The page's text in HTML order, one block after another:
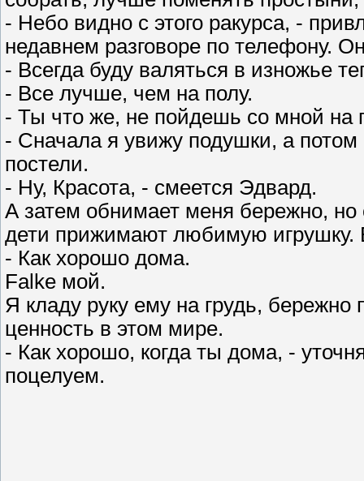
- Небо видно с этого ракурса, -
недавнем разговоре по телефону.
- Всегда буду валяться в изножье
- Все лучше, чем на полу.
- Ты что же, не пойдешь со мной на
- Сначала я увижу подушки, а
постели.
- Ну, Красота, - смеется Эдвард.
А затем обнимает меня бережно, но
дети прижимают любимую игрушку.
- Как хорошо дома.
Falke мой.
Я кладу руку ему на грудь,
ценность в этом мире.
- Как хорошо, когда ты дома, -
поцелуем.